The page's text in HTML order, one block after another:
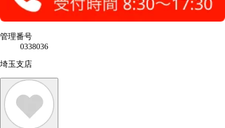
管理番号
0338036
埼玉支店